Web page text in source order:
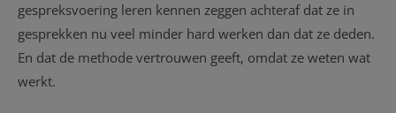
gespreksvoering leren kennen zeggen achteraf dat ze in
gesprekken nu veel minder hard werken dan dat ze deden.
En dat de methode vertrouwen geeft, omdat ze weten wat
werkt.